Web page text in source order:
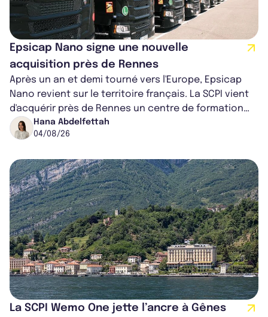
Epsicap Nano signe une nouvelle
acquisition près de Rennes
Après un an et demi tourné vers l'Europe, Epsicap
Nano revient sur le territoire français. La SCPI vient
d'acquérir près de Rennes un centre de formation
pour conducteurs poids lou...
Hana Abdelfettah
04/08/26
La SCPI Wemo One jette l’ancre à Gênes